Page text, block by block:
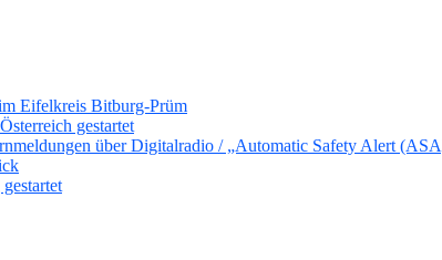
Eifelkreis Bitburg-Prüm
gestartet
über Digitalradio / „Automatic Safety Alert